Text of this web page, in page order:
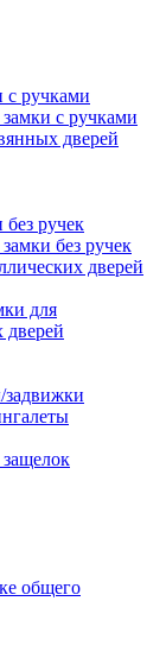
с ручками
с ручками
дверей
ручек
без ручек
дверей
для
дверей
общего